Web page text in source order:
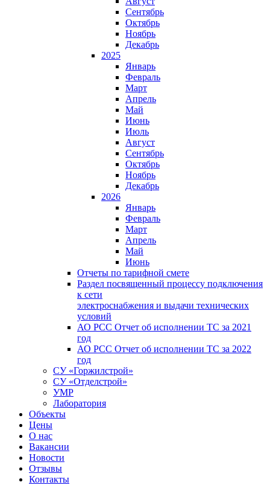
Сентябрь
Октябрь
Ноябрь
Декабрь
2025
Январь
Февраль
Март
Апрель
Май
Июнь
Июль
Август
Сентябрь
Октябрь
Ноябрь
Декабрь
2026
Январь
Февраль
Март
Апрель
Май
Июнь
Отчеты по тарифной смете
Раздел посвященный процессу подключения
к сети
электроснабжения и выдачи технических
условий
АО РСС Отчет об исполнении ТС за 2021
год
АО РСС Отчет об исполнении ТС за 2022
год
СУ «Горжилстрой»
СУ «Отделстрой»
УМР
Лаборатория
Объекты
Цены
О нас
Вакансии
Новости
Отзывы
Контакты